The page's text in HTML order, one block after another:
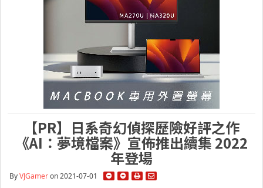
【PR】日系奇幻偵探歷險好評之作
《AI：夢境檔案》宣佈推出續集 2022
年登場
ByVJGameron 2021-07-01